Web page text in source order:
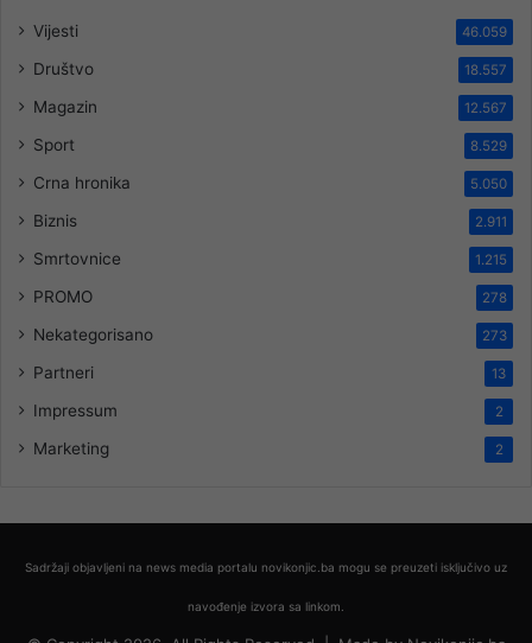
Vijesti 46.059
Društvo 18.557
Magazin 12.567
Sport 8.529
Crna hronika 5.050
Biznis 2.911
Smrtovnice 1.215
PROMO 278
Nekategorisano 273
Partneri 13
Impressum 2
Marketing 2
Sadržaji objavljeni na news media portalu novikonjic.ba mogu se preuzeti isključivo uz
navođenje izvora sa linkom.